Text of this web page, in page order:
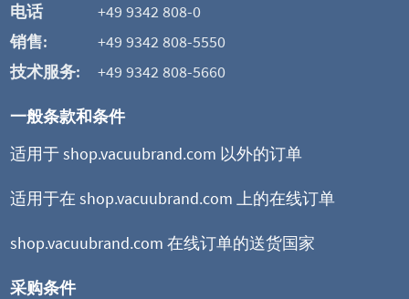
电话
+49 9342 808-0
销售:
+49 9342 808-5550
技术服务:
+49 9342 808-5660
一般条款和条件
适用于 shop.vacuubrand.com 以外的订单
适用于在 shop.vacuubrand.com 上的在线订单
shop.vacuubrand.com 在线订单的送货国家
采购条件